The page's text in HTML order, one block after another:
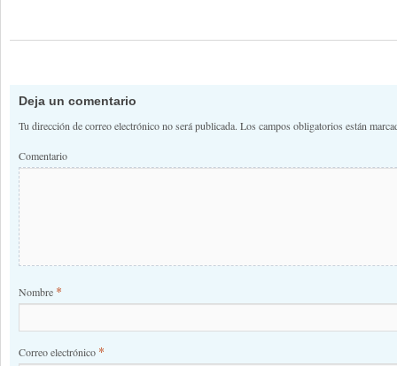
Deja un comentario
Tu dirección de correo electrónico no será publicada. Los campos obligatorios están
Comentario
Nombre *
Correo electrónico *